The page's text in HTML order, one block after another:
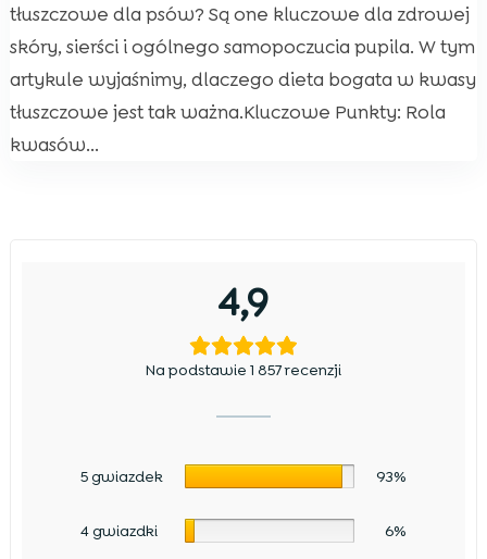
tłuszczowe dla psów? Są one kluczowe dla zdrowej
skóry, sierści i ogólnego samopoczucia pupila. W tym
artykule wyjaśnimy, dlaczego dieta bogata w kwasy
tłuszczowe jest tak ważna.Kluczowe Punkty: Rola
kwasów...
4,9
Na podstawie 1 857 recenzji
5 gwiazdek 93%
4 gwiazdki 6%